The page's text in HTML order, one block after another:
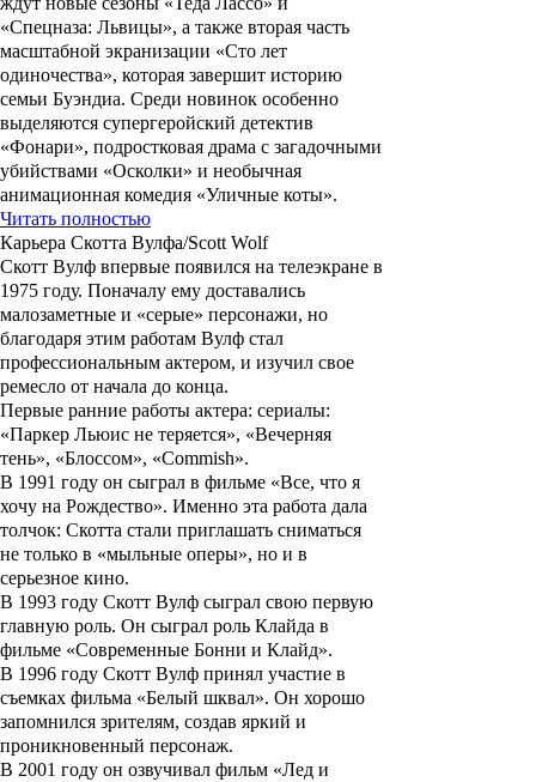
«Спецназа: Львицы», а также вторая часть
масштабной экранизации «Сто лет
одиночества», которая завершит историю
семьи Буэндиа. Среди новинок особенно
выделяются супергеройский детектив
«Фонари», подростковая драма с загадочными
убийствами «Осколки» и необычная
анимационная комедия «Уличные коты».
Читать полностью
Карьера Скотта Вулфа/Scott Wolf
Скотт Вулф впервые появился на телеэкране в
1975 году. Поначалу ему доставались
малозаметные и «серые» персонажи, но
благодаря этим работам Вулф стал
профессиональным актером, и изучил свое
ремесло от начала до конца.
Первые ранние работы актера: сериалы:
«Паркер Льюис не теряется», «Вечерняя
тень», «Блоссом», «Commish».
В 1991 году он сыграл в фильме «Все, что я
хочу на Рождество». Именно эта работа дала
толчок: Скотта стали приглашать сниматься
не только в «мыльные оперы», но и в
серьезное кино.
В 1993 году Скотт Вулф сыграл свою первую
главную роль. Он сыграл роль Клайда в
фильме «Современные Бонни и Клайд».
В 1996 году Скотт Вулф принял участие в
съемках фильма «Белый шквал». Он хорошо
запомнился зрителям, создав яркий и
проникновенный персонаж.
В 2001 году он озвучивал фильм «Лед и